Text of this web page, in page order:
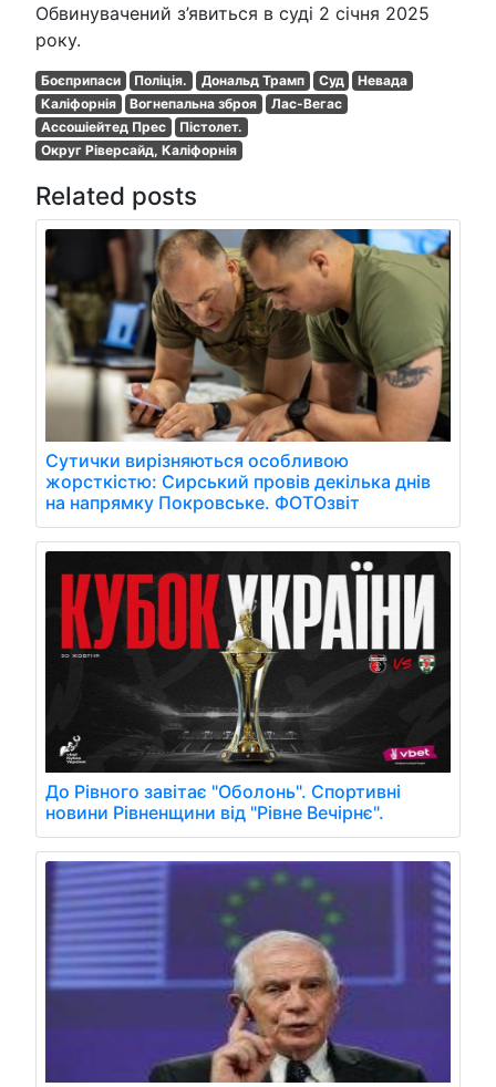
Обвинувачений з’явиться в суді 2 січня 2025
року.
Боєприпаси Поліція. Дональд Трамп Суд
Невада
Каліфорнія
Вогнепальна зброя
Лас-Вегас
Ассошіейтед Прес
Пістолет.
Округ Ріверсайд, Каліфорнія
Related posts
Сутички вирізняються особливою
жорсткістю: Сирський провів декілька днів
на напрямку Покровське. ФОТОзвіт
До Рівного завітає "Оболонь". Спортивні
новини Рівненщини від "Рівне Вечірнє".